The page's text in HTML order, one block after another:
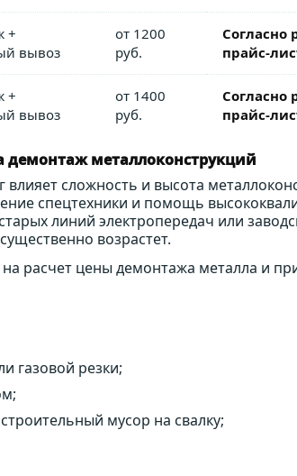
+
вывоз
от 1200
руб.
Согласно
прайс-
+
вывоз
от 1400
руб.
Согласно
прайс-
демонтаж металлоконструкций
сложность и высота
спецтехники и помощь
линий электропередач или
возрастет.
расчет цены демонтажа металла и
газовой резки;
мусор на свалку;